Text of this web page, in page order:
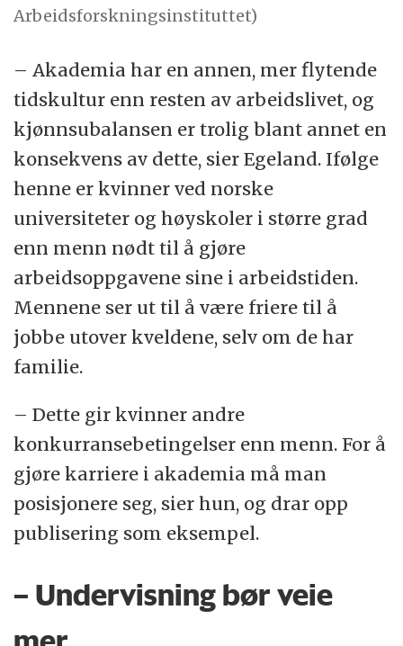
Arbeidsforskningsinstituttet)
– Akademia har en annen, mer flytende
tidskultur enn resten av arbeidslivet, og
kjønnsubalansen er trolig blant annet en
konsekvens av dette, sier Egeland. Ifølge
henne er kvinner ved norske
universiteter og høyskoler i større grad
enn menn nødt til å gjøre
arbeidsoppgavene sine i arbeidstiden.
Mennene ser ut til å være friere til å
jobbe utover kveldene, selv om de har
familie.
– Dette gir kvinner andre
konkurransebetingelser enn menn. For å
gjøre karriere i akademia må man
posisjonere seg, sier hun, og drar opp
publisering som eksempel.
– Undervisning bør veie